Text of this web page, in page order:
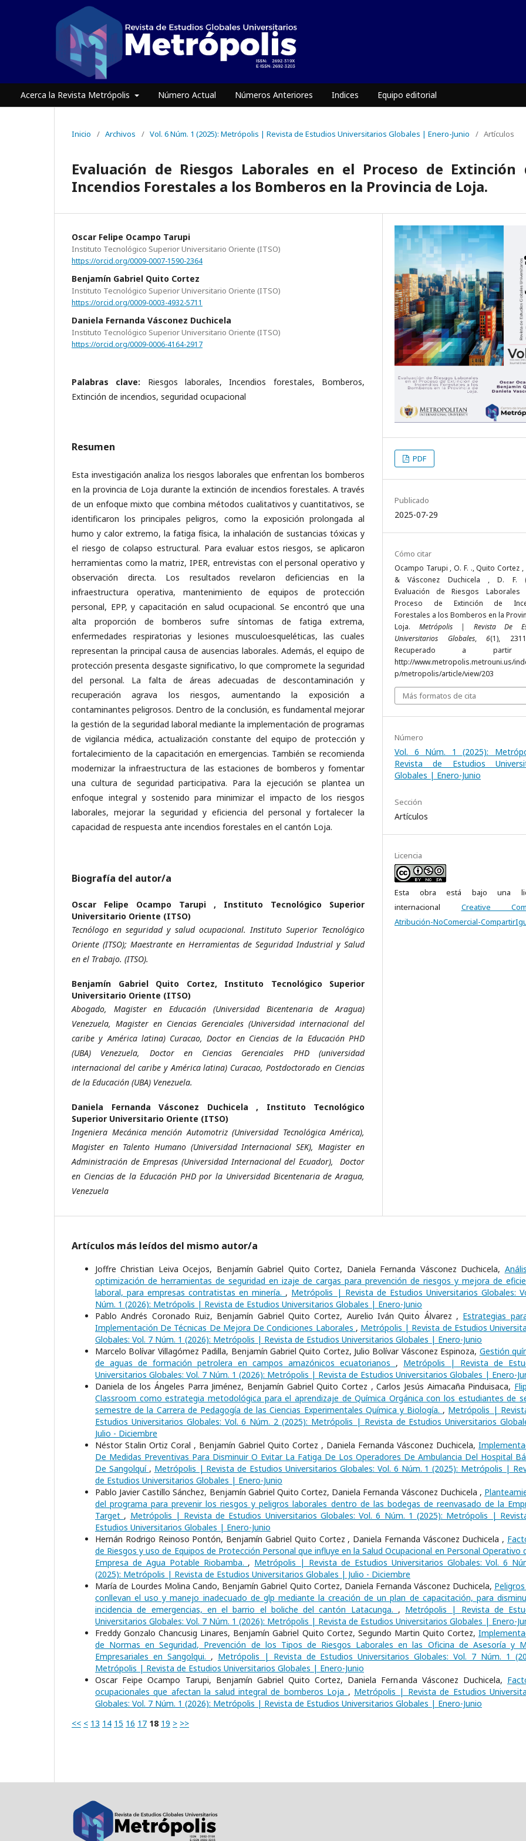
Acerca la Revista Metrópolis Número Actual Números Anteriores Indices Equipo editorial
Inicio / Archivos / Vol. 6 Núm. 1 (2025): Metrópolis | Revista de Estudios Universitarios Globales | Enero-Junio / Artículos
Evaluación de Riesgos Laborales en el Proceso de Extinción
Incendios Forestales a los Bomberos en la Provincia de Loja.
Oscar Felipe Ocampo Tarupi
Instituto Tecnológico Superior Universitario Oriente (ITSO)
https://orcid.org/0009-0007-1590-2364
Benjamín Gabriel Quito Cortez
Instituto Tecnológico Superior Universitario Oriente (ITSO)
https://orcid.org/0009-0003-4932-5711
Daniela Fernanda Vásconez Duchicela
Instituto Tecnológico Superior Universitario Oriente (ITSO)
https://orcid.org/0009-0006-4164-2917
Palabras clave: Riesgos laborales, Incendios forestales, Bomberos,
Extinción de incendios, seguridad ocupacional
Resumen
Esta investigación analiza los riesgos laborales que enfrentan los bomberos
en la provincia de Loja durante la extinción de incendios forestales. A través
de un enfoque mixto que combina métodos cualitativos y cuantitativos, se
identificaron los principales peligros, como la exposición prolongada al
humo y calor extremo, la fatiga física, la inhalación de sustancias tóxicas y
el riesgo de colapso estructural. Para evaluar estos riesgos, se aplicaron
herramientas como la matriz, IPER, entrevistas con el personal operativo y
observación directa. Los resultados revelaron deficiencias en la
infraestructura operativa, mantenimiento de equipos de protección
personal, EPP, y capacitación en salud ocupacional. Se encontró que una
alta proporción de bomberos sufre síntomas de fatiga extrema,
enfermedades respiratorias y lesiones musculoesqueléticas, las cuales
representan la principal causa de ausencias laborales. Además, el equipo de
protección presenta desgaste significativo, lo que compromete la seguridad
del personal. La falta de áreas adecuadas de descontaminación y
recuperación agrava los riesgos, aumentando la exposición a
contaminantes peligrosos. Dentro de la conclusión, es fundamental mejorar
la gestión de la seguridad laboral mediante la implementación de programas
de vigilancia médica, actualización constante del equipo de protección y
fortalecimiento de la capacitación en emergencias. También se recomienda
modernizar la infraestructura de las estaciones de bomberos y fomentar
una cultura de seguridad participativa. Para la ejecución se plantea un
enfoque integral y sostenido para minimizar el impacto de los riesgos
laborales, mejorar la seguridad y eficiencia del personal y fortalecer la
capacidad de respuesta ante incendios forestales en el cantón Loja.
Biografía del autor/a
Oscar Felipe Ocampo Tarupi , Instituto Tecnológico Superior
Universitario Oriente (ITSO)
Tecnólogo en seguridad y salud ocupacional. Instituto Superior Tecnológico
Oriente (ITSO); Maestrante en Herramientas de Seguridad Industrial y Salud
en el Trabajo. (ITSO).
Benjamín Gabriel Quito Cortez, Instituto Tecnológico Superior
Universitario Oriente (ITSO)
Abogado, Magister en Educación (Universidad Bicentenaria de Aragua)
Venezuela, Magister en Ciencias Gerenciales (Universidad internacional del
caribe y América latina) Curacao, Doctor en Ciencias de la Educación PHD
(UBA) Venezuela, Doctor en Ciencias Gerenciales PHD (universidad
internacional del caribe y América latina) Curacao, Postdoctorado en Ciencias
de la Educación (UBA) Venezuela.
Daniela Fernanda Vásconez Duchicela , Instituto Tecnológico
Superior Universitario Oriente (ITSO)
Ingeniera Mecánica mención Automotriz (Universidad Tecnológica América),
Magister en Talento Humano (Universidad Internacional SEK), Magister en
Administración de Empresas (Universidad Internacional del Ecuador), Doctor
en Ciencias de la Educación PHD por la Universidad Bicentenaria de Aragua,
Venezuela
PDF
Publicado
2025-07-29
Cómo citar
Ocampo Tarupi , O. F. ., Quito Cortez ,
& Vásconez Duchicela , D. F.
Evaluación de Riesgos
Proceso de Extinción de
Forestales a los Bomberos en la
Loja. Metrópolis | Revista De
Universitarios Globales,6(1),
Recuperado a
http://www.metropolis.metrouni.us/
p/metropolis/article/view/203
Más formatos de cita
Número
Vol. 6 Núm. 1 (2025):
Revista de Estudios
Globales | Enero-Junio
Sección
Artículos
Licencia
Esta obra está bajo una
internacional Creative
Atribución-NoComercial-
Artículos más leídos del mismo autor/a
Joffre Christian Leiva Ocejos, Benjamín Gabriel Quito Cortez, Daniela Fernanda Vásconez Duchicela,
optimización de herramientas de seguridad en izaje de cargas para prevención de riesgos y mejora de
laboral, para empresas contratistas en minería. , Metrópolis | Revista de Estudios Universitarios Globales:
Núm. 1 (2026): Metrópolis | Revista de Estudios Universitarios Globales | Enero-Junio
Pablo Andrés Coronado Ruiz, Benjamín Gabriel Quito Cortez, Aurelio Iván Quito Álvarez , Estrategias
Implementación De Técnicas De Mejora De Condiciones Laborales , Metrópolis | Revista de Estudios
Globales: Vol. 7 Núm. 1 (2026): Metrópolis | Revista de Estudios Universitarios Globales | Enero-Junio
Marcelo Bolívar Villagómez Padilla, Benjamín Gabriel Quito Cortez, Julio Bolívar Vásconez Espinoza, Gestión
de aguas de formación petrolera en campos amazónicos ecuatorianos , Metrópolis | Revista de
Universitarios Globales: Vol. 7 Núm. 1 (2026): Metrópolis | Revista de Estudios Universitarios Globales | Enero-
Daniela de los Ángeles Parra Jiménez, Benjamín Gabriel Quito Cortez , Carlos Jesús Aimacaña Pinduisaca,
Classroom como estrategia metodológica para el aprendizaje de Química Orgánica con los estudiantes de
semestre de la Carrera de Pedagogía de las Ciencias Experimentales Química y Biología. , Metrópolis |
Estudios Universitarios Globales: Vol. 6 Núm. 2 (2025): Metrópolis | Revista de Estudios Universitarios
Julio - Diciembre
Néstor Stalin Ortiz Coral , Benjamín Gabriel Quito Cortez , Daniela Fernanda Vásconez Duchicela,
De Medidas Preventivas Para Disminuir O Evitar La Fatiga De Los Operadores De Ambulancia Del Hospital
De Sangolquí , Metrópolis | Revista de Estudios Universitarios Globales: Vol. 6 Núm. 1 (2025): Metrópolis |
de Estudios Universitarios Globales | Enero-Junio
Pablo Javier Castillo Sánchez, Benjamín Gabriel Quito Cortez, Daniela Fernanda Vásconez Duchicela ,
del programa para prevenir los riesgos y peligros laborales dentro de las bodegas de reenvasado de la
Target , Metrópolis | Revista de Estudios Universitarios Globales: Vol. 6 Núm. 1 (2025): Metrópolis |
Estudios Universitarios Globales | Enero-Junio
Hernán Rodrigo Reinoso Pontón, Benjamín Gabriel Quito Cortez , Daniela Fernanda Vásconez Duchicela ,
de Riesgos y uso de Equipos de Protección Personal que influye en la Salud Ocupacional en Personal Operativo
Empresa de Agua Potable Riobamba. , Metrópolis | Revista de Estudios Universitarios Globales: Vol. 6
(2025): Metrópolis | Revista de Estudios Universitarios Globales | Julio - Diciembre
María de Lourdes Molina Cando, Benjamín Gabriel Quito Cortez, Daniela Fernanda Vásconez Duchicela,
conllevan el uso y manejo inadecuado de glp mediante la creación de un plan de capacitación, para
incidencia de emergencias, en el barrio el boliche del cantón Latacunga. , Metrópolis | Revista de
Universitarios Globales: Vol. 7 Núm. 1 (2026): Metrópolis | Revista de Estudios Universitarios Globales | Enero-
Freddy Gonzalo Chancusig Linares, Benjamín Gabriel Quito Cortez, Segundo Martin Quito Cortez,
de Normas en Seguridad, Prevención de los Tipos de Riesgos Laborales en las Oficina de Asesoría y
Empresariales en Sangolqui. , Metrópolis | Revista de Estudios Universitarios Globales: Vol. 7 Núm. 1
Metrópolis | Revista de Estudios Universitarios Globales | Enero-Junio
Oscar Feipe Ocampo Tarupi, Benjamín Gabriel Quito Cortez, Daniela Fernanda Vásconez Duchicela,
ocupacionales que afectan la salud integral de bomberos Loja , Metrópolis | Revista de Estudios
Globales: Vol. 7 Núm. 1 (2026): Metrópolis | Revista de Estudios Universitarios Globales | Enero-Junio
<< < 13 14 15 16 17 18 19 > >>